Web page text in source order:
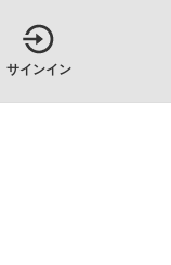
サインイン